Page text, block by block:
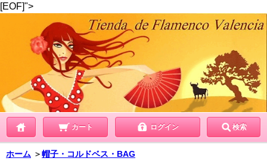
[EOF]">
カート ログイン 検索
ホーム ＞帽子・コルドベス・BAG